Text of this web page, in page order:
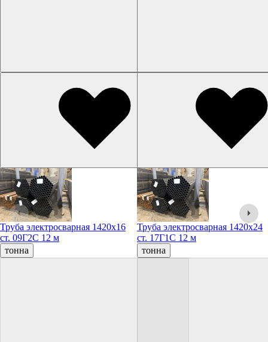
Труба электросварная 1420х16
ст. 09Г2С 12 м
тонна
Труба электросварная 1420х24
ст. 17Г1С 12 м
тонна